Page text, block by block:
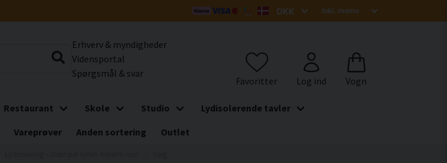
Erhverv & myndigheder
Vidensportal
Spørgsmål & svar
Restaurant Skole Studio
Lydisolerende tavler
Vareprøver Anden sortering Outlet